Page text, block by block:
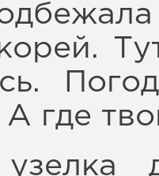
где
узелка